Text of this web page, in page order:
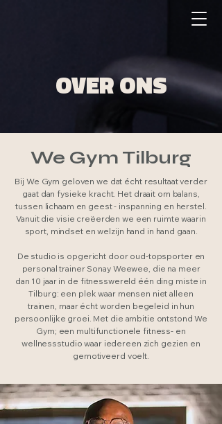
OVER ONS
We Gym Tilburg
Bij We Gym geloven we dat écht resultaat verder
gaat dan fysieke kracht. Het draait om balans,
tussen lichaam en geest - inspanning en herstel.
Vanuit die visie creëerden we een ruimte waarin
sport, mindset en welzijn hand in hand gaan.
De studio is opgericht door oud-topsporter en
personal trainer Sonay Weewee, die na meer
dan 10 jaar in de fitnesswereld één ding miste in
Tilburg: een plek waar mensen niet alleen
trainen, maar écht worden begeleid in hun
persoonlijke groei. Met die ambitie ontstond We
Gym; een multifunctionele fitness- en
wellnessstudio waar iedereen zich gezien en
gemotiveerd voelt.